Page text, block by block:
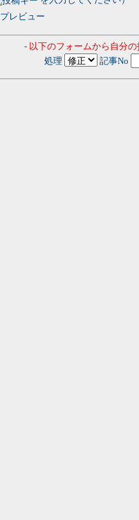
プレビュー
- 以下のフォームから自分
処理
記事No